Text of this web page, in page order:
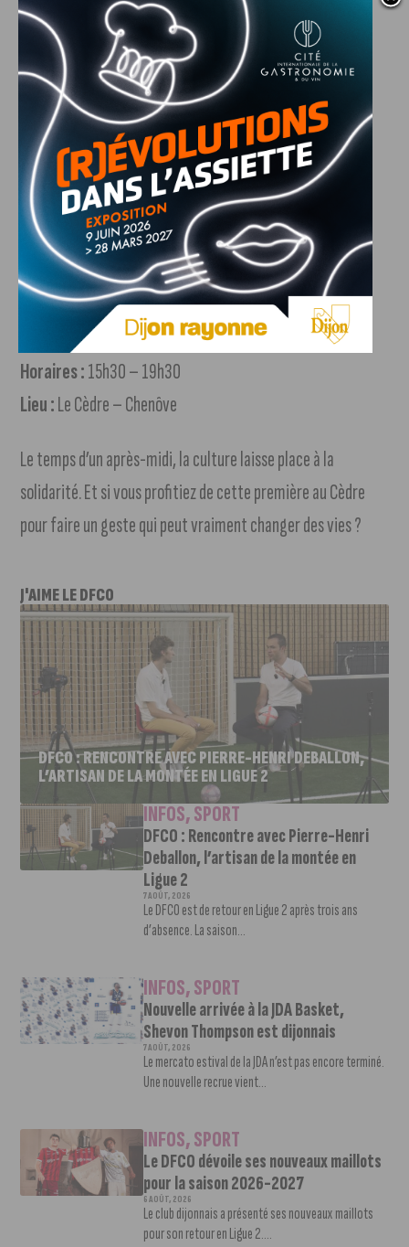
Poids :au moins 50 kg
État de santé :se sentir en bonne forme
Alimentation :ne pas être à jeun
Pièce d’identité :obligatoire (avec photo)
Le jour J, un entretien préalable avec un professionnel de
santé permettra de confirmer votre aptitude au don.
Informations pratiques
Lundi 23 février 2026
Horaires :15h30 – 19h30
Lieu :Le Cèdre – Chenôve
Le temps d’un après-midi, la culture laisse place à la
solidarité. Et si vous profitiez de cette première au Cèdre
pour faire un geste qui peut vraiment changer des vies ?
J'AIME LE DFCO
DFCO : RENCONTRE AVEC PIERRE-HENRI DEBALLON,
L’ARTISAN DE LA MONTÉE EN LIGUE 2
INFOS,SPORT
DFCO : Rencontre avec Pierre-Henri
Deballon, l’artisan de la montée en
Ligue 2
7 AOÛT, 2026
Le DFCO est de retour en Ligue 2 après trois ans
d’absence. La saison...
INFOS,SPORT
Nouvelle arrivée à la JDA Basket,
Shevon Thompson est dijonnais
7 AOÛT, 2026
Le mercato estival de la JDA n’est pas encore terminé.
Une nouvelle recrue vient...
INFOS,SPORT
Le DFCO dévoile ses nouveaux maillots
pour la saison 2026-2027
6 AOÛT, 2026
Le club dijonnais a présenté ses nouveaux maillots
pour son retour en Ligue 2....